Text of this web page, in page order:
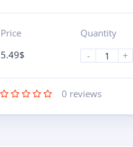
Price
5.49$
Quantity
-
+
0 reviews